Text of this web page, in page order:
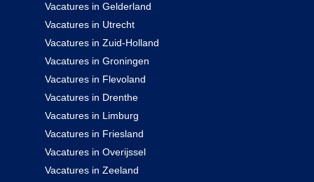
Vacatures in Gelderland
Vacatures in Utrecht
Vacatures in Zuid-Holland
Vacatures in Groningen
Vacatures in Flevoland
Vacatures in Drenthe
Vacatures in Limburg
Vacatures in Friesland
Vacatures in Overijssel
Vacatures in Zeeland